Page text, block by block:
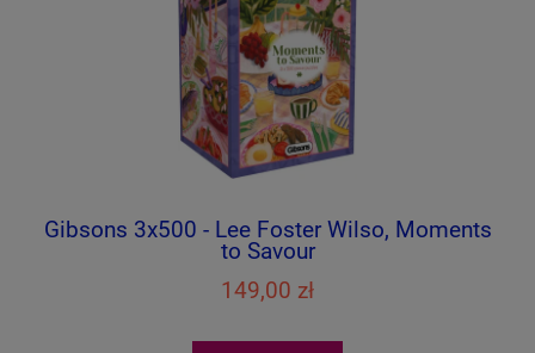
Gibsons 3x500 - Lee Foster Wilso, Moments
to Savour
149,00 zł